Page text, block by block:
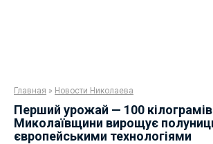
Главная » Новости Николаева
Перший урожай — 100
Миколаївщини вирощує
європейськими технологіями